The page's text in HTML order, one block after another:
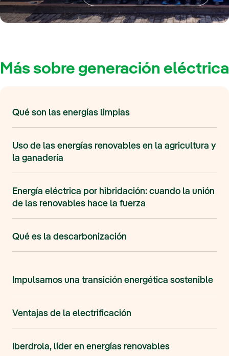
Más sobre generación eléctrica
Qué son las energías limpias
Uso de las energías renovables en la agricultura y
la ganadería
Energía eléctrica por hibridación: cuando la unión
de las renovables hace la fuerza
Qué es la descarbonización
Impulsamos una transición energética sostenible
Ventajas de la electrificación
Iberdrola, líder en energías renovables